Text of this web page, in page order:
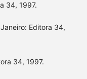
34, 1997.
Janeiro: Editora 34,
34, 1997.